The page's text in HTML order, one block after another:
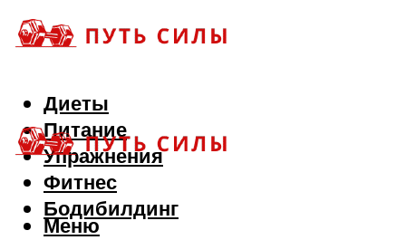
Диеты
Питание
Упражнения
Фитнес
Бодибилдинг
Меню